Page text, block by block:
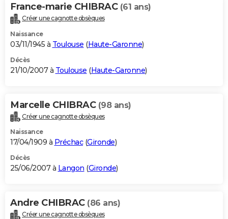
France-marie CHIBRAC (61 ans)
Créer une cagnotte obsèques
Naissance
03/11/1945 à Toulouse (Haute-Garonne)
Décès
21/10/2007 à Toulouse (Haute-Garonne)
Marcelle CHIBRAC (98 ans)
Créer une cagnotte obsèques
Naissance
17/04/1909 à Préchac(Gironde)
Décès
25/06/2007 à Langon (Gironde)
Andre CHIBRAC (86 ans)
Créer une cagnotte obsèques